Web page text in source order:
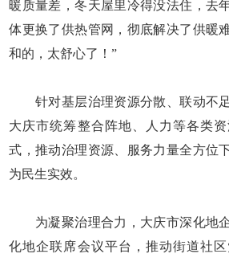
暖质量差，冬天屋里冷得没法住，去
体更换了供热管网，彻底解决了供暖
和的，太舒心了！”
针对基层治理资源分散、联动不足
大庆市统筹整合阵地、人力等各类
式，推动治理资源、服务力量全方位
为民生实效。
为凝聚治理合力，大庆市深化地
化地企联席会议平台，推动街道社